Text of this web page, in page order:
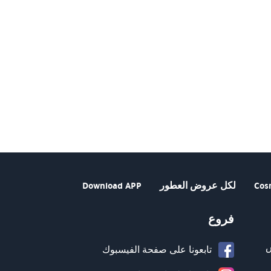
لكل عروض العطور Download APP
فروع
تابعونا على صفحة الفيسبوك